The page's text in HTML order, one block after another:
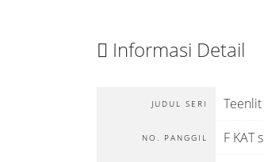
Informasi Detail
JUDUL SERI Teenlit
NO. PANGGIL F KAT s